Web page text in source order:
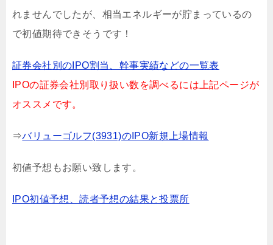
れませんでしたが、相当エネルギーが貯まっているの
で初値期待できそうです！
証券会社別のIPO割当、幹事実績などの一覧表
IPOの証券会社別取り扱い数を調べるには上記ページが
オススメです。
⇒バリューゴルフ(3931)のIPO新規上場情報
初値予想もお願い致します。
IPO初値予想、読者予想の結果と投票所